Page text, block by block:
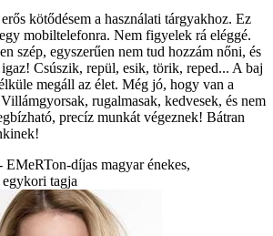
kötődésem a használati tárgyakhoz. Ez
mobiltelefonra. Nem figyelek rá eléggé.
szép, egyszerűen nem tud hozzám nőni, és
Csúszik, repül, esik, törik, reped... A baj
megáll az élet. Még jó, hogy van a
rugalmasak, kedvesek, és nem
precíz munkát végeznek! Bátran
díjas magyar énekes,
tagja